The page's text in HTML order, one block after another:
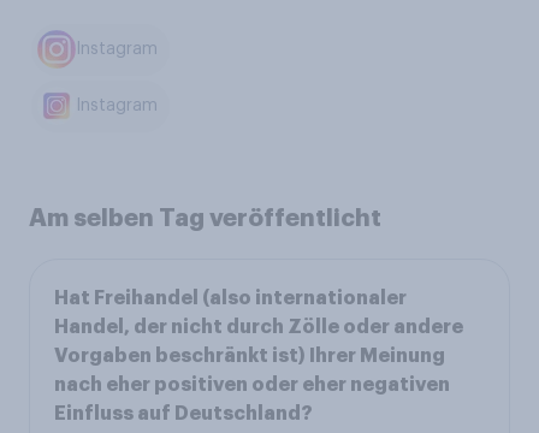
Instagram
Instagram
Am selben Tag veröffentlicht
Hat Freihandel (also internationaler
Handel, der nicht durch Zölle oder andere
Vorgaben beschränkt ist) Ihrer Meinung
nach eher positiven oder eher negativen
Einfluss auf Deutschland?